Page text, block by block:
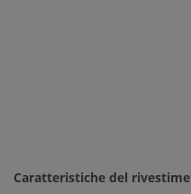
Caratteristiche del